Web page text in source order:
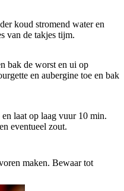
koud stromend water en
van de takjes tijm.
bak de worst en ui op
en aubergine toe en bak
laat op laag vuur 10 min.
eventueel zout.
maken. Bewaar tot